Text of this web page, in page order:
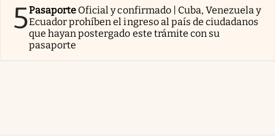
5Pasaporte Oficial y confirmado | Cuba, Venezuela y
Ecuador prohíben el ingreso al país de ciudadanos
que hayan postergado este trámite con su
pasaporte